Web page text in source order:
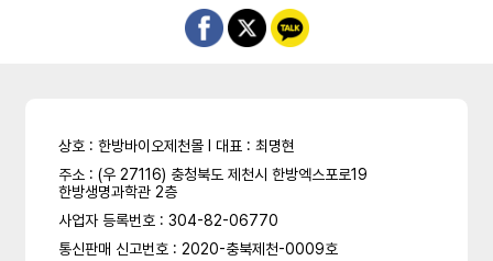
상호 : 한방바이오제천몰 l 대표 : 최명현
주소 : (우 27116) 충청북도 제천시 한방엑스포로19
한방생명과학관 2층
사업자 등록번호 : 304-82-06770
통신판매 신고번호 : 2020-충북제천-0009호